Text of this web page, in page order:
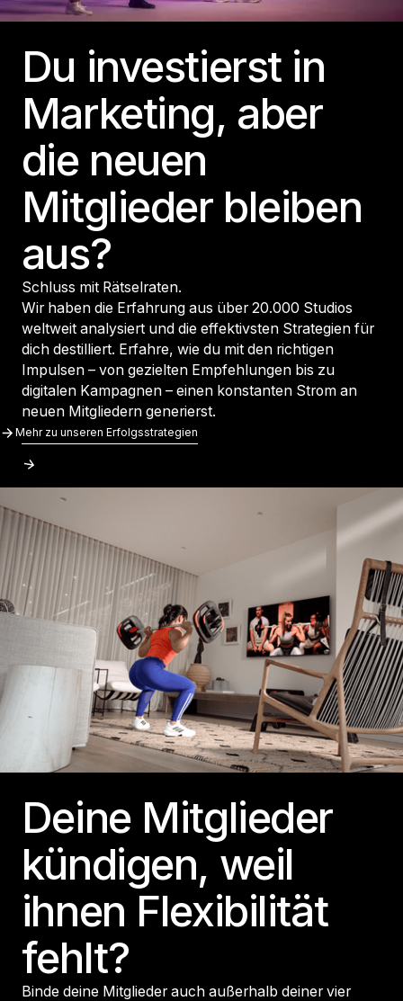
Du investierst in
Marketing, aber
die neuen
Mitglieder bleiben
aus?
Schluss mit Rätselraten.
Wir haben die Erfahrung aus über 20.000 Studios
weltweit analysiert und die effektivsten Strategien für
dich destilliert. Erfahre, wie du mit den richtigen
Impulsen – von gezielten Empfehlungen bis zu
digitalen Kampagnen – einen konstanten Strom an
neuen Mitgliedern generierst.
Mehr Zu Unseren Erfolgsstrategien
Mehr zu unseren Erfolgsstrategien
Deine Mitglieder
kündigen, weil
ihnen Flexibilität
fehlt?
Binde deine Mitglieder auch außerhalb deiner vier